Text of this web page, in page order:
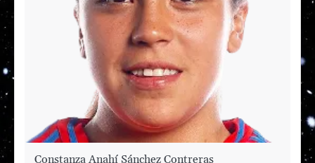
Constanza Anahí Sánchez Contreras